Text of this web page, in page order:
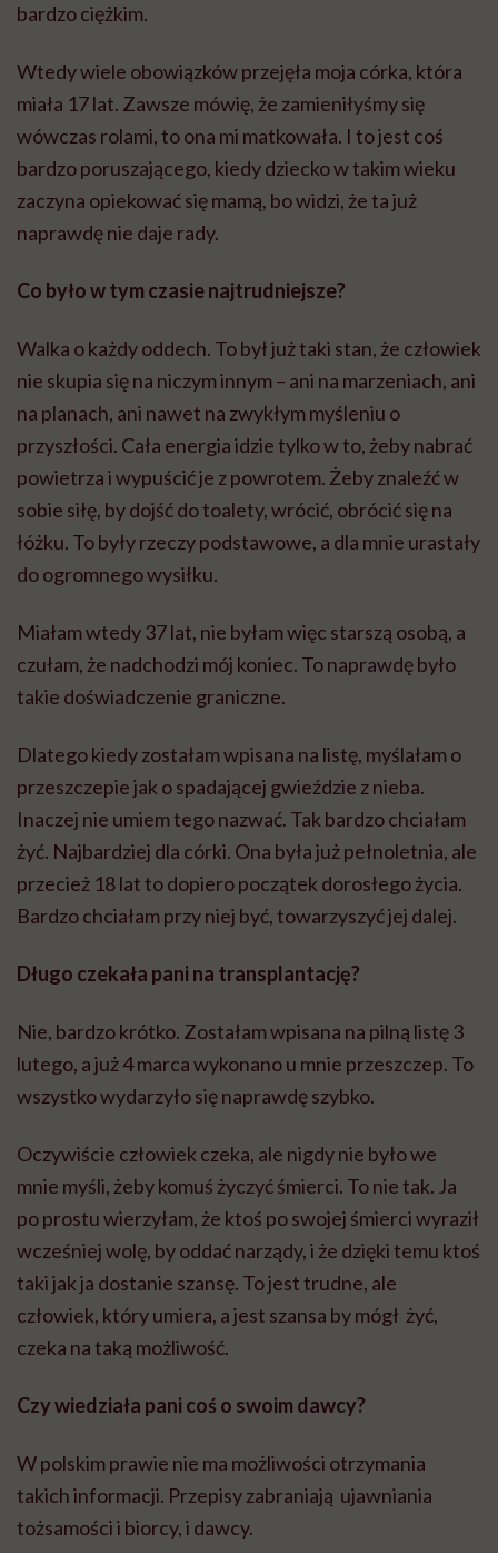
bardzo ciężkim.
Wtedy wiele obowiązków przejęła moja córka, która
miała 17 lat. Zawsze mówię, że zamieniłyśmy się
wówczas rolami, to ona mi matkowała. I to jest coś
bardzo poruszającego, kiedy dziecko w takim wieku
zaczyna opiekować się mamą, bo widzi, że ta już
naprawdę nie daje rady.
Co było w tym czasie najtrudniejsze?
Walka o każdy oddech. To był już taki stan, że człowiek
nie skupia się na niczym innym – ani na marzeniach, ani
na planach, ani nawet na zwykłym myśleniu o
przyszłości. Cała energia idzie tylko w to, żeby nabrać
powietrza i wypuścić je z powrotem. Żeby znaleźć w
sobie siłę, by dojść do toalety, wrócić, obrócić się na
łóżku. To były rzeczy podstawowe, a dla mnie urastały
do ogromnego wysiłku.
Miałam wtedy 37 lat, nie byłam więc starszą osobą, a
czułam, że nadchodzi mój koniec. To naprawdę było
takie doświadczenie graniczne.
Dlatego kiedy zostałam wpisana na listę, myślałam o
przeszczepie jak o spadającej gwieździe z nieba.
Inaczej nie umiem tego nazwać. Tak bardzo chciałam
żyć. Najbardziej dla córki. Ona była już pełnoletnia, ale
przecież 18 lat to dopiero początek dorosłego życia.
Bardzo chciałam przy niej być, towarzyszyć jej dalej.
Długo czekała pani na transplantację?
Nie, bardzo krótko. Zostałam wpisana na pilną listę 3
lutego, a już 4 marca wykonano u mnie przeszczep. To
wszystko wydarzyło się naprawdę szybko.
Oczywiście człowiek czeka, ale nigdy nie było we
mnie myśli, żeby komuś życzyć śmierci. To nie tak. Ja
po prostu wierzyłam, że ktoś po swojej śmierci wyraził
wcześniej wolę, by oddać narządy, i że dzięki temu ktoś
taki jak ja dostanie szansę. To jest trudne, ale
człowiek, który umiera, a jest szansa by mógł żyć,
czeka na taką możliwość.
Czy wiedziała pani coś o swoim dawcy?
W polskim prawie nie ma możliwości otrzymania
takich informacji. Przepisy zabraniają ujawniania
tożsamości i biorcy, i dawcy.